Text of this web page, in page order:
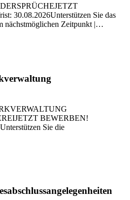
30.08.2026Unterstützen Sie das
nächstmöglichen Zeitpunkt |…
BEWERBEN!
Sie die